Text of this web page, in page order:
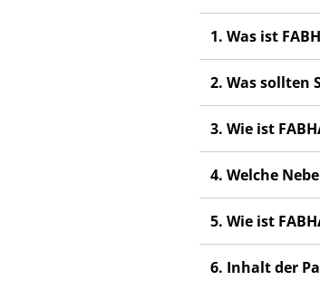
1. Was ist
2. Was sollten
3. Wie ist
4. Welche
5. Wie ist
6. Inhalt der